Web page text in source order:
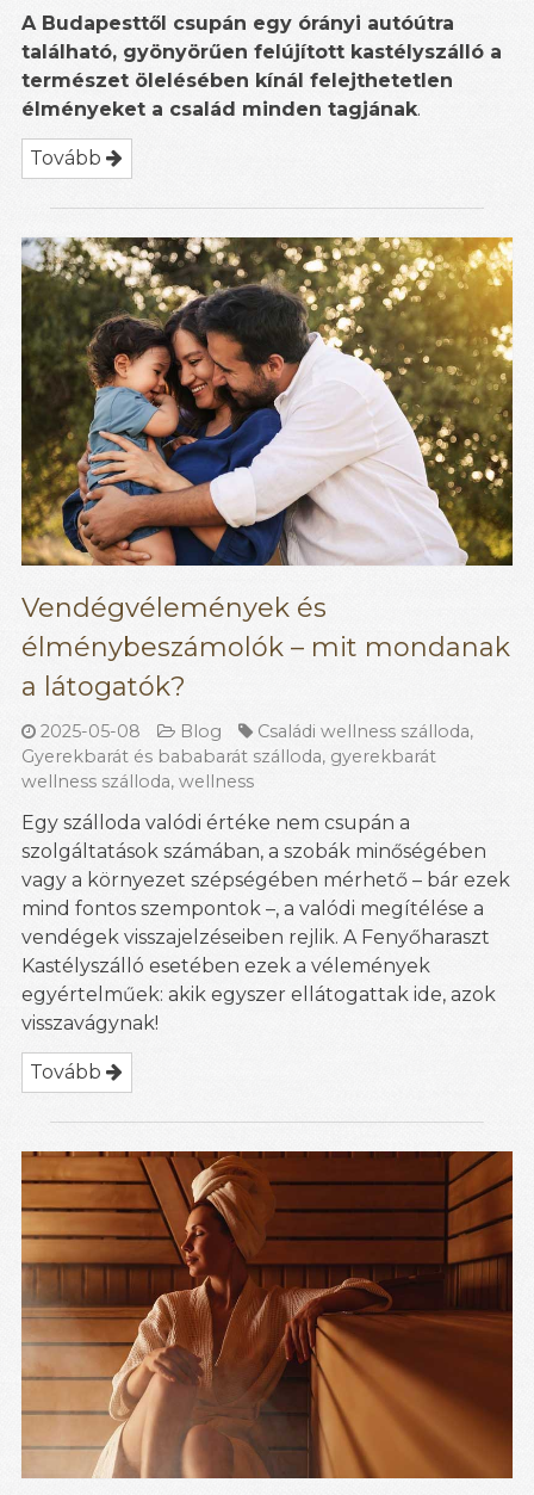
A Budapesttől csupán egy órányi autóútra
található, gyönyörűen felújított kastélyszálló a
természet ölelésében kínál felejthetetlen
élményeket a család minden tagjának.
Tovább
Vendégvélemények és
élménybeszámolók – mit mondanak
a látogatók?
2025-05-08 Blog Családi wellness szálloda,
Gyerekbarát és bababarát szálloda, gyerekbarát
wellness szálloda, wellness
Egy szálloda valódi értéke nem csupán a
szolgáltatások számában, a szobák minőségében
vagy a környezet szépségében mérhető – bár ezek
mind fontos szempontok –, a valódi megítélése a
vendégek visszajelzéseiben rejlik. A Fenyőharaszt
Kastélyszálló esetében ezek a vélemények
egyértelműek: akik egyszer ellátogattak ide, azok
visszavágynak!
Tovább